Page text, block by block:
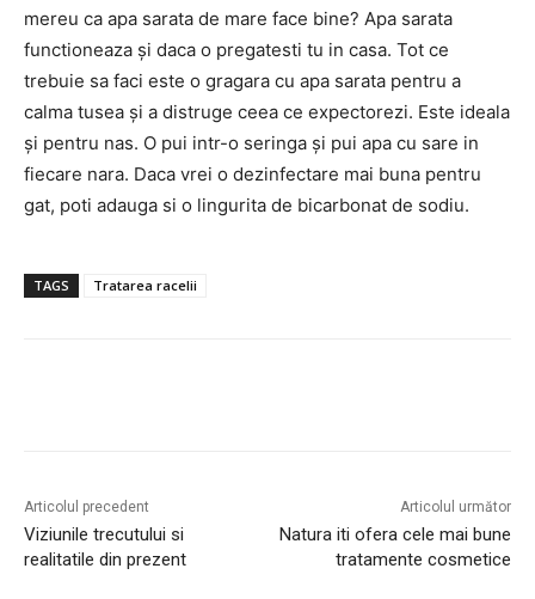
mereu ca apa sarata de mare face bine? Apa sarata
functioneaza și daca o pregatesti tu in casa. Tot ce
trebuie sa faci este o gragara cu apa sarata pentru a
calma tusea și a distruge ceea ce expectorezi. Este ideala
și pentru nas. O pui intr-o seringa și pui apa cu sare in
fiecare nara. Daca vrei o dezinfectare mai buna pentru
gat, poti adauga si o lingurita de bicarbonat de sodiu.
TAGS Tratarea racelii
Articolul precedent
Viziunile trecutului si
realitatile din prezent
Articolul următor
Natura iti ofera cele mai bune
tratamente cosmetice